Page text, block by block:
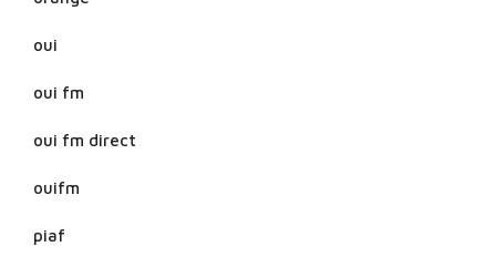
oui
oui fm
oui fm direct
ouifm
piaf